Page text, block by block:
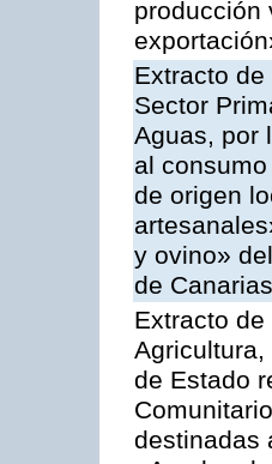
producción
Extracto
Sector
Aguas, por
al
de origen
y ovino»
de Canarias
Extracto
de Estado
destinadas